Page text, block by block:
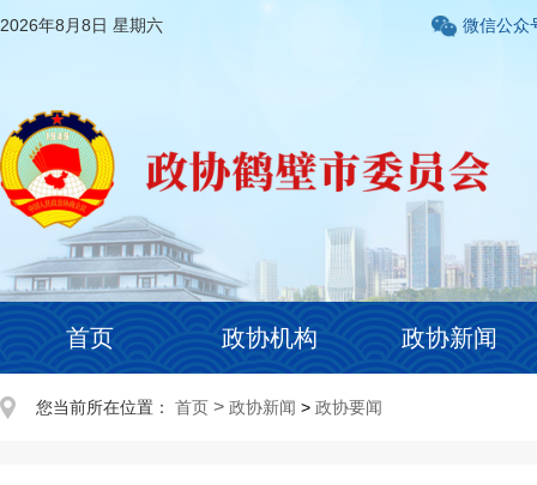
2026年8月8日 星期六 微信公众
首页 政协机构 政协新闻
您当前所在位置： 首页 > 政协新闻 > 政协要闻